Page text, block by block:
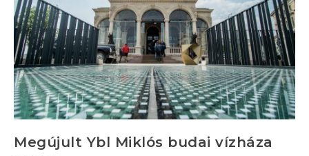
Megújult Ybl Miklós budai vízháza